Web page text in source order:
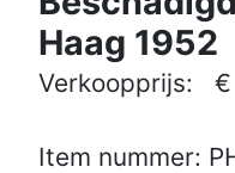
Haag 1952
Verkoopprijs: €
Item nummer: